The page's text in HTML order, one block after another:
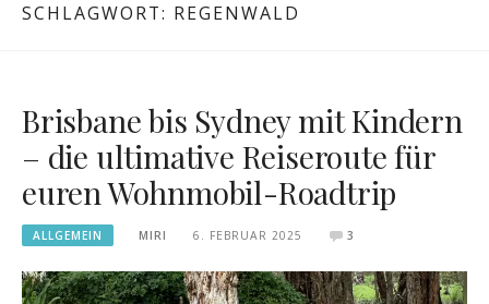
SCHLAGWORT: REGENWALD
Brisbane bis Sydney mit Kindern
– die ultimative Reiseroute für
euren Wohnmobil-Roadtrip
ALLGEMEIN MIRI 6. FEBRUAR 2025 3